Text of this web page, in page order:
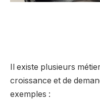
Il existe plusieurs
croissance et de
exemples :